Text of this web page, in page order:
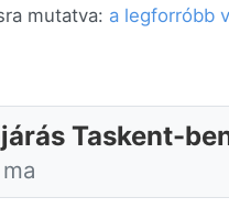
mutatva: a legforróbb
Taskent-